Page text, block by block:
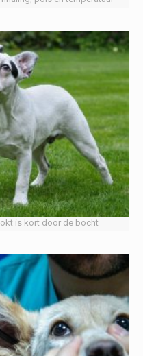
is kort door de bocht